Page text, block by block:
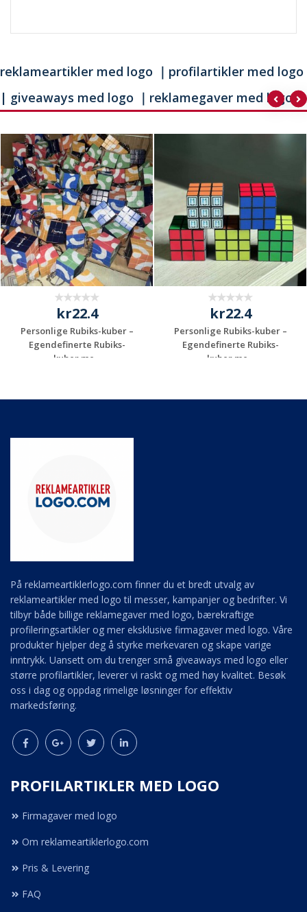
reklameartikler med logo ｜profilartikler med logo
| giveaways med logo ｜reklamegaver med logo
kr22.4
Personlige Rubiks-kuber –
Egendefinerte Rubiks-
kuber me...
tilbud
kr22.4
Personlige Rubiks-kuber –
Egendefinerte Rubiks-
kuber me...
tilbud
På reklameartiklerlogo.com finner du et bredt utvalg av
reklameartikler med logo til messer, kampanjer og bedrifter. Vi
tilbyr både billige reklamegaver med logo, bærekraftige
profileringsartikler og mer eksklusive firmagaver med logo. Våre
produkter hjelper deg å styrke merkevaren og skape varige
inntrykk. Uansett om du trenger små giveaways med logo eller
større profilartikler, leverer vi raskt og med høy kvalitet. Besøk
oss i dag og oppdag rimelige løsninger for effektiv
markedsføring.
PROFILARTIKLER MED LOGO
Firmagaver med logo
Om reklameartiklerlogo.com
Pris & Levering
FAQ